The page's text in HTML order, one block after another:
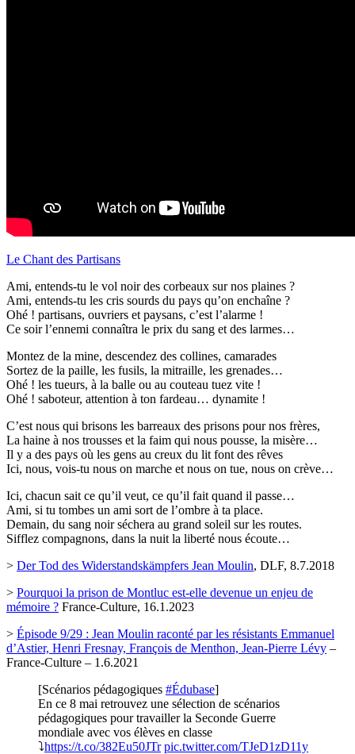
Le Chant des Partisans
Ami, entends-tu le vol noir des corbeaux sur nos plaines ?
Ami, entends-tu les cris sourds du pays qu’on enchaîne ?
Ohé ! partisans, ouvriers et paysans, c’est l’alarme !
Ce soir l’ennemi connaîtra le prix du sang et des larmes…
Montez de la mine, descendez des collines, camarades
Sortez de la paille, les fusils, la mitraille, les grenades…
Ohé ! les tueurs, à la balle ou au couteau tuez vite !
Ohé ! saboteur, attention à ton fardeau… dynamite !
C’est nous qui brisons les barreaux des prisons pour nos frères,
La haine à nos trousses et la faim qui nous pousse, la misère…
Il y a des pays où les gens au creux du lit font des rêves
Ici, nous, vois-tu nous on marche et nous on tue, nous on crève…
Ici, chacun sait ce qu’il veut, ce qu’il fait quand il passe…
Ami, si tu tombes un ami sort de l’ombre à ta place.
Demain, du sang noir séchera au grand soleil sur les routes.
Sifflez compagnons, dans la nuit la liberté nous écoute…
> Der Tod des Widerstandskämpfers Jean Moulin, DLF, 8.7.2018
> Pourquoi la prison de Montluc est-elle devenue un enjeu de
mémoire ? France-Culture, 16.1.2023
> Épisode 9/29 : Jean Moulin raconté par les résistants Emmanuel
d’Astier, Henri Fresnay, François de Menthon, Jean-Pierre Lévy –
France-Culture – 1.6.2021
[Scénarios pédagogiques #Édubase]
En ce 8 mai retrouvez une sélection de scénarios
pédagogiques pour travailler la Seconde Guerre
mondiale avec vos élèves en classe
⤵️https://t.co/382Eu50JTr pic.twitter.com/TJeD1zD11y